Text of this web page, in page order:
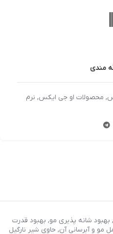
مندی
, محصولات او جی ایکس, نرم
, بهبود شانه پذیری مو, بهبود قدرت
مو و آبرسانی آن, حاوی شیر نارگیل